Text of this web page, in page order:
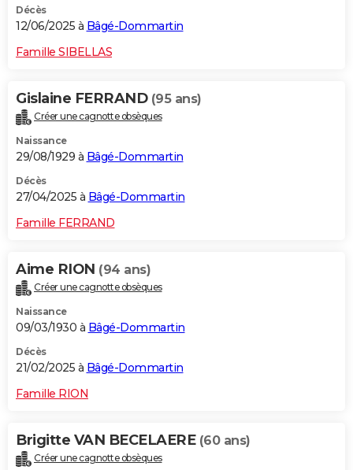
Décès
12/06/2025 à Bâgé-Dommartin
Famille SIBELLAS
Gislaine FERRAND (95 ans)
Créer une cagnotte obsèques
Naissance
29/08/1929 à Bâgé-Dommartin
Décès
27/04/2025 à Bâgé-Dommartin
Famille FERRAND
Aime RION (94 ans)
Créer une cagnotte obsèques
Naissance
09/03/1930 à Bâgé-Dommartin
Décès
21/02/2025 à Bâgé-Dommartin
Famille RION
Brigitte VAN BECELAERE (60 ans)
Créer une cagnotte obsèques